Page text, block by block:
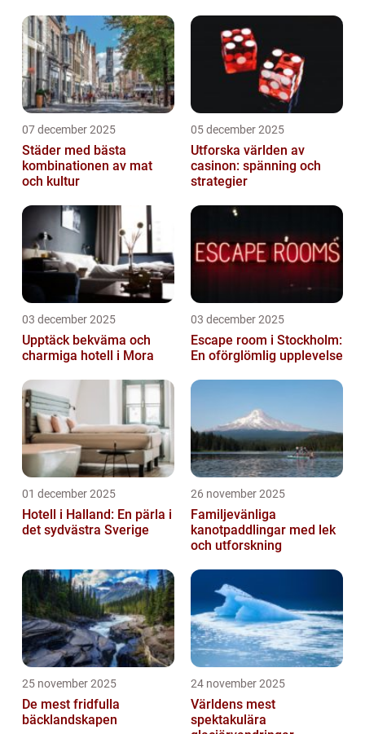
07 december 2025
Städer med bästa
kombinationen av mat
och kultur
05 december 2025
Utforska världen av
casinon: spänning och
strategier
03 december 2025
Upptäck bekväma och
charmiga hotell i Mora
03 december 2025
Escape room i Stockholm:
En oförglömlig upplevelse
01 december 2025
Hotell i Halland: En pärla i
det sydvästra Sverige
26 november 2025
Familjevänliga
kanotpaddlingar med lek
och utforskning
25 november 2025
De mest fridfulla
bäcklandskapen
24 november 2025
Världens mest
spektakulära